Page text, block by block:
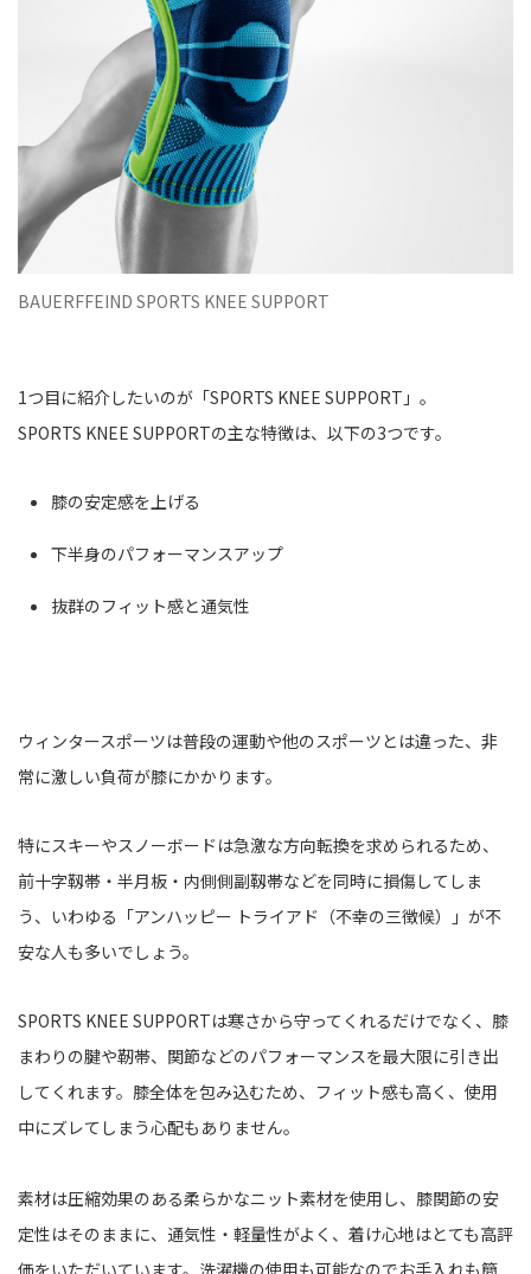
BAUERFFEIND SPORTS KNEE SUPPORT
1つ目に紹介したいのが「SPORTS KNEE SUPPORT」。
SPORTS KNEE SUPPORTの主な特徴は、以下の3つです。
膝の安定感を上げる
下半身のパフォーマンスアップ
抜群のフィット感と通気性
ウィンタースポーツは普段の運動や他のスポーツとは違った、非
常に激しい負荷が膝にかかります。
特にスキーやスノーボードは急激な方向転換を求められるため、
前十字靱帯・半月板・内側側副靱帯などを同時に損傷してしま
う、いわゆる「アンハッピー トライアド（不幸の三徴候）」が不
安な人も多いでしょう。
SPORTS KNEE SUPPORTは寒さから守ってくれるだけでなく、膝
まわりの腱や靭帯、関節などのパフォーマンスを最大限に引き出
してくれます。膝全体を包み込むため、フィット感も高く、使用
中にズレてしまう心配もありません。
素材は圧縮効果のある柔らかなニット素材を使用し、膝関節の安
定性はそのままに、通気性・軽量性がよく、着け心地はとても高評